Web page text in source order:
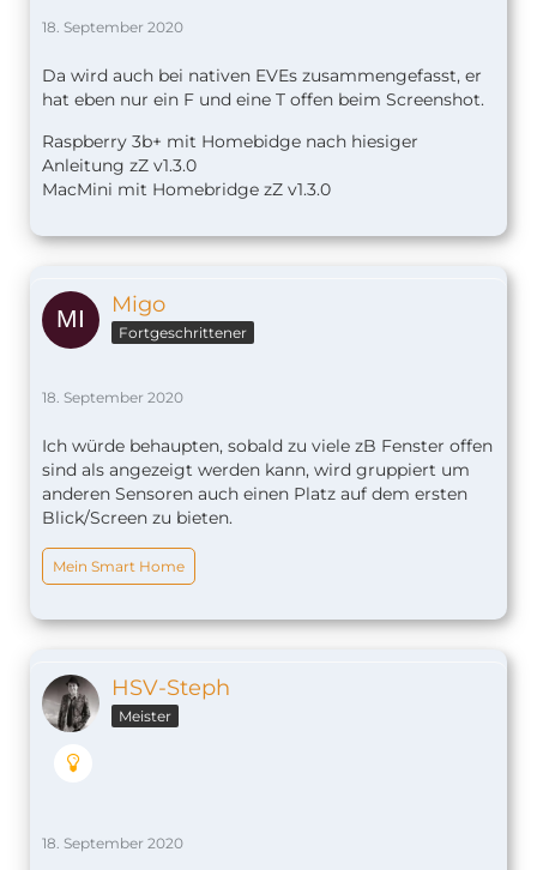
18. September 2020
Da wird auch bei nativen EVEs zusammengefasst, er
hat eben nur ein F und eine T offen beim Screenshot.
Raspberry 3b+ mit Homebidge nach hiesiger
Anleitung zZ v1.3.0
MacMini mit Homebridge zZ v1.3.0
Migo
Fortgeschrittener
18. September 2020
Ich würde behaupten, sobald zu viele zB Fenster offen
sind als angezeigt werden kann, wird gruppiert um
anderen Sensoren auch einen Platz auf dem ersten
Blick/Screen zu bieten.
Mein Smart Home
HSV-Steph
Meister
18. September 2020